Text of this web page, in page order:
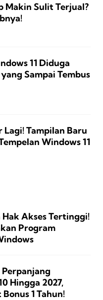
Makin Sulit Terjual?
11 Diduga
Sampai Tembus
Tampilan Baru
Windows 11
Akses Tertinggi!
Program
Hingga 2027,
1 Tahun!